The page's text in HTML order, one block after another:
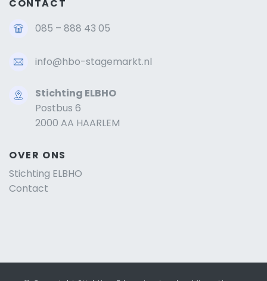
CONTACT
085 – 888 43 05
info@hbo-stagemarkt.nl
Stichting ELBHO
Postbus 6
2000 AA HAARLEM
OVER ONS
Stichting ELBHO
Contact